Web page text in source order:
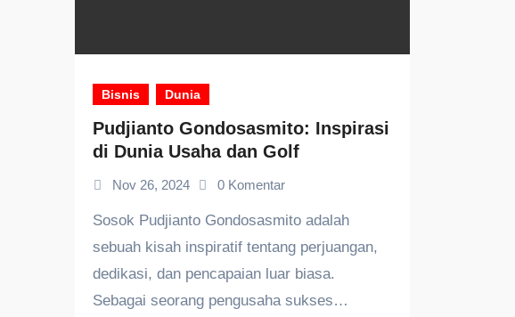
Bisnis Dunia
Pudjianto Gondosasmito: Inspirasi
di Dunia Usaha dan Golf
Nov 26, 2024 0 Komentar
Sosok Pudjianto Gondosasmito adalah
sebuah kisah inspiratif tentang perjuangan,
dedikasi, dan pencapaian luar biasa.
Sebagai seorang pengusaha sukses…